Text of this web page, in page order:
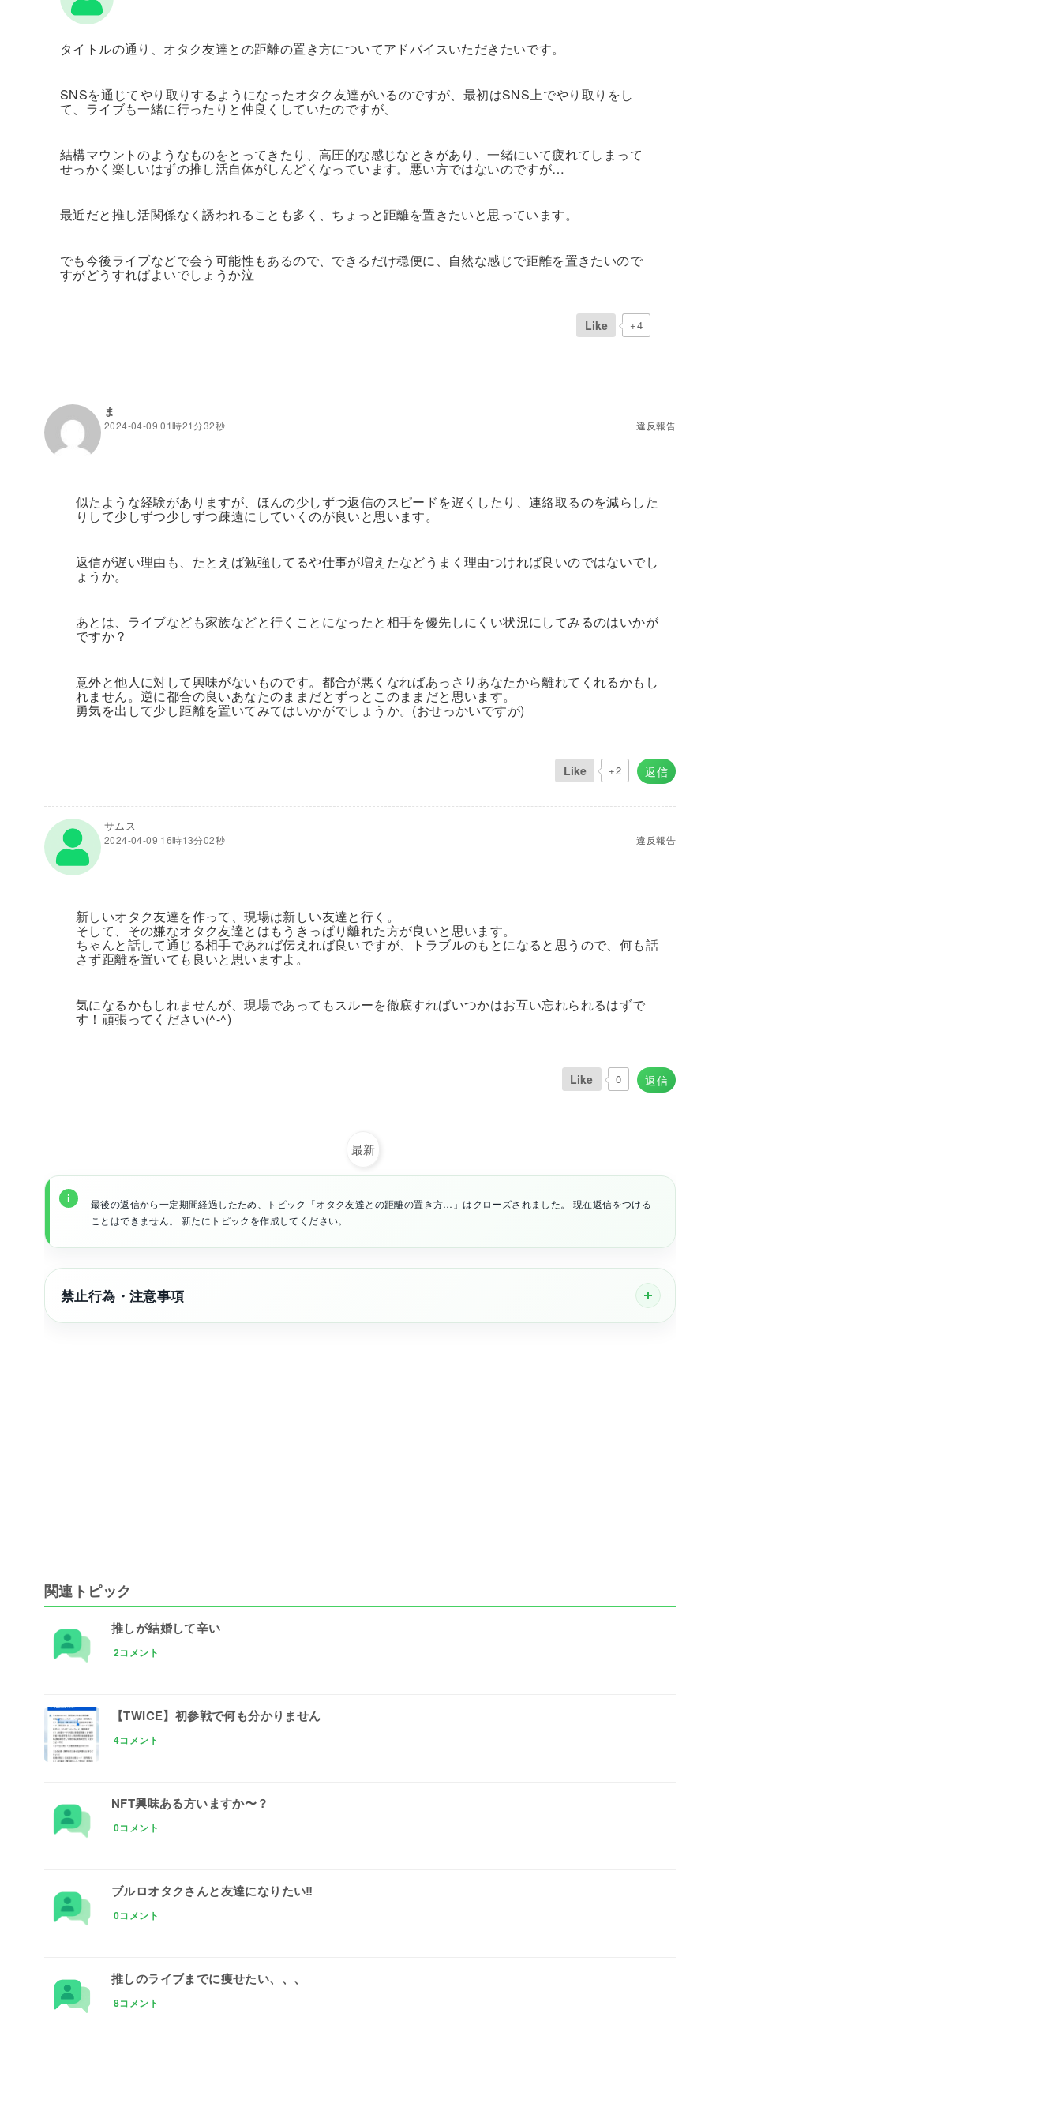
タイトルの通り、オタク友達との距離の置き方についてアドバイスいただきたいです。
SNSを通じてやり取りするようになったオタク友達がいるのですが、最初はSNS上でやり取りをし
て、ライブも一緒に行ったりと仲良くしていたのですが、
結構マウントのようなものをとってきたり、高圧的な感じなときがあり、一緒にいて疲れてしまって
せっかく楽しいはずの推し活自体がしんどくなっています。悪い方ではないのですが…
最近だと推し活関係なく誘われることも多く、ちょっと距離を置きたいと思っています。
でも今後ライブなどで会う可能性もあるので、できるだけ穏便に、自然な感じで距離を置きたいので
すがどうすればよいでしょうか泣
Like +4
ま
2024-04-09 01時21分32秒 違反報告
似たような経験がありますが、ほんの少しずつ返信のスピードを遅くしたり、連絡取るのを減らした
りして少しずつ少しずつ疎遠にしていくのが良いと思います。
返信が遅い理由も、たとえば勉強してるや仕事が増えたなどうまく理由つければ良いのではないでし
ょうか。
あとは、ライブなども家族などと行くことになったと相手を優先しにくい状況にしてみるのはいかが
ですか？
意外と他人に対して興味がないものです。都合が悪くなればあっさりあなたから離れてくれるかもし
れません。逆に都合の良いあなたのままだとずっとこのままだと思います。
勇気を出して少し距離を置いてみてはいかがでしょうか。(おせっかいですが)
返信
Like +2
サムス
2024-04-09 16時13分02秒 違反報告
新しいオタク友達を作って、現場は新しい友達と行く。
そして、その嫌なオタク友達とはもうきっぱり離れた方が良いと思います。
ちゃんと話して通じる相手であれば伝えれば良いですが、トラブルのもとになると思うので、何も話
さず距離を置いても良いと思いますよ。
気になるかもしれませんが、現場であってもスルーを徹底すればいつかはお互い忘れられるはずで
す！頑張ってください(^-^)
返信
Like 0
最新
最後の返信から一定期間経過したため、トピック「オタク友達との距離の置き方…」はクローズされました。 現在返信をつける
ことはできません。 新たにトピックを作成してください。
禁止行為・注意事項
関連トピック
推しが結婚して辛い
2コメント
【TWICE】初参戦で何も分かりません
4コメント
NFT興味ある方いますか〜？
0コメント
ブルロオタクさんと友達になりたい‼
0コメント
推しのライブまでに痩せたい、、、
8コメント